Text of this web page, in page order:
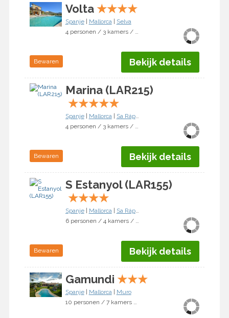
Volta ★★★★
Spanje| Mallorca| Selva
4 personen / 3 kamers / 2 slaapkamers
Bewaren Bekijk details
Marina (LAR215)
★★★★★
Spanje| Mallorca| Sa Rápita
4 personen / 3 kamers / 2 slaapkamers
Bewaren Bekijk details
S Estanyol (LAR155)
★★★★
Spanje| Mallorca| Sa Rápita
6 personen / 4 kamers / 3 slaapkamers
Bewaren Bekijk details
Gamundi ★★★
Spanje| Mallorca| Muro
10 personen / 7 kamers / 6 slaapkamers